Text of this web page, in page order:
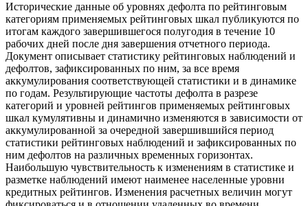
Исторические данные об уровнях дефолта по рейтинговым
категориям применяемых рейтинговых шкал публикуются по
итогам каждого завершившегося полугодия в течение 10
рабочих дней после дня завершения отчетного периода.
Документ описывает статистику рейтинговых наблюдений и
дефолтов, зафиксированных по ним, за все время
аккумулирования соответствующей статистики и в динамике
по годам. Результирующие частоты дефолта в разрезе
категорий и уровней рейтингов применяемых рейтинговых
шкал кумулятивны и динамично изменяются в зависимости от
аккумулированной за очередной завершившийся период
статистики рейтинговых наблюдений и зафиксированных по
ним дефолтов на различных временных горизонтах.
Наибольшую чувствительность к изменениям в статистике и
разметке наблюдений имеют наименее населенные уровни
кредитных рейтингов. Изменения расчетных величин могут